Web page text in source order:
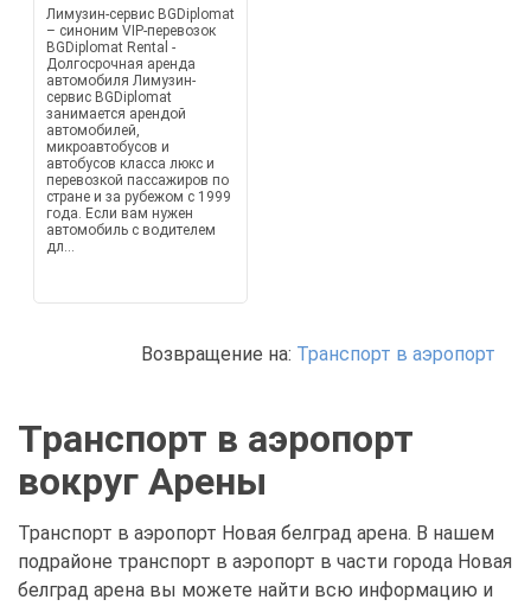
Лимузин-сервис BGDiplomat
– синоним VIP-перевозок
BGDiplomat Rental -
Долгосрочная аренда
автомобиля Лимузин-
сервис BGDiplomat
занимается арендой
автомобилей,
микроавтобусов и
автобусов класса люкс и
перевозкой пассажиров по
стране и за рубежом с 1999
года. Если вам нужен
автомобиль с водителем
дл...
Возвращение на: Транспорт в аэропорт
Транспорт в аэропорт
вокруг Арены
Транспорт в аэропорт Новая белград арена. В нашем
подрайоне транспорт в аэропорт в части города Новая
белград арена вы можете найти всю информацию и